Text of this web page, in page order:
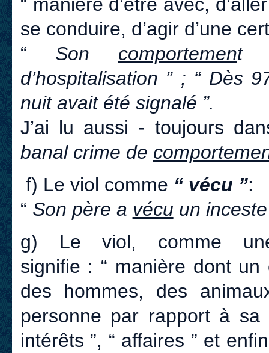
se conduire, d’agir d’une
“ Son comportement
d’hospitalisation ” ; “ Dès
nuit avait été signalé ”.
J’ai lu aussi - toujours
banal crime de
f) Le viol comme “ vécu ”:
“ Son père a vécu un
g) Le viol, comme
signifie : “ manière dont
des hommes, des
personne par rapport à
intérêts ”, “ affaires ” et